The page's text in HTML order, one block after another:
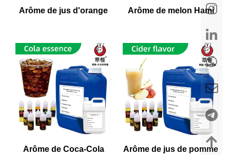
Arôme de jus d'orange Arôme de melon Hami
Arôme de Coca-Cola Arôme de jus de pomme